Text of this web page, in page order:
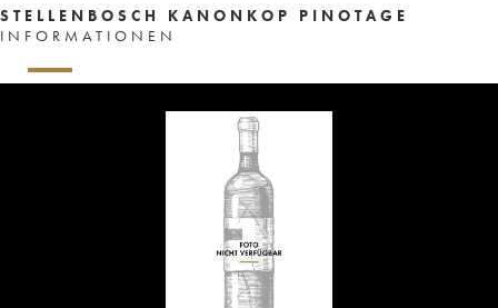
STELLENBOSCH KANONKOP PINOTAGE
INFORMATIONEN